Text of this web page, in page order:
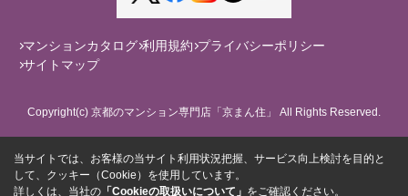
マンションカタログ 利用規約 プライバシーポリシー
サイトマップ
Copyright(c) 京都のマンション専門店「京まん住」 All Rights Reserved.
当サイトでは、お客様の当サイト利用状況把握、サービス向上検討を目的と
して、クッキー（Cookie）を使用しています。
詳しくは、当社の 「Cookieの取扱いについて」 をご確認ください。